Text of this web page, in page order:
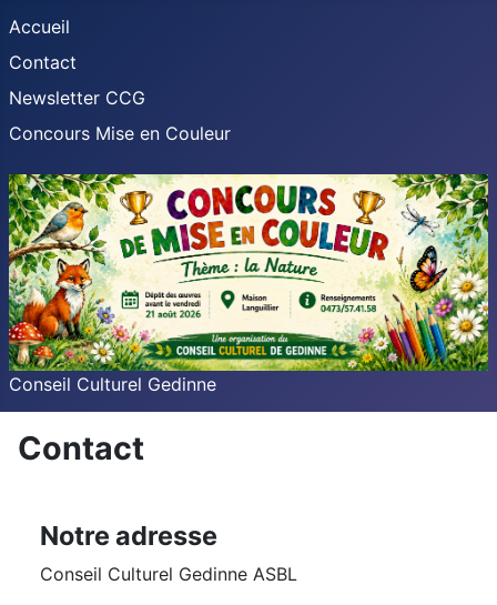
Accueil
Contact
Newsletter CCG
Concours Mise en Couleur
Conseil Culturel Gedinne
Contact
Notre adresse
Conseil Culturel Gedinne ASBL